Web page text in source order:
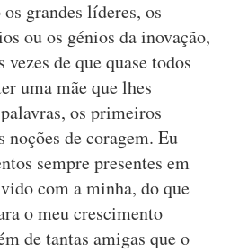
grandes líderes, os
ou os génios da inovação,
de que quase todos
uma mãe que lhes
os primeiros
de coragem. Eu
sempre presentes em
com a minha, do que
o meu crescimento
de tantas amigas que o